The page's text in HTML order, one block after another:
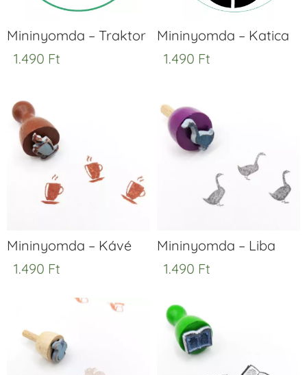
Mininyomda – Traktor
1.490 Ft
Mininyomda – Katica
1.490 Ft
Mininyomda – Kávé
1.490 Ft
Mininyomda – Liba
1.490 Ft